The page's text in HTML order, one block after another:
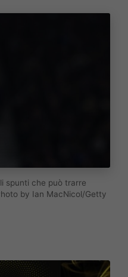
spunti che può trarre
by Ian MacNicol/Getty